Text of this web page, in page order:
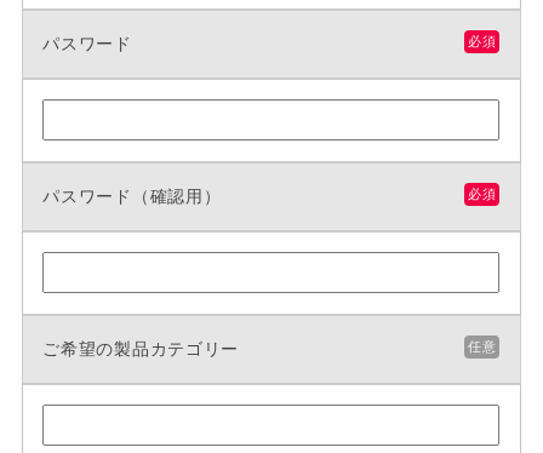
パスワード 必須
パスワード（確認用） 必須
ご希望の製品カテゴリー 任意